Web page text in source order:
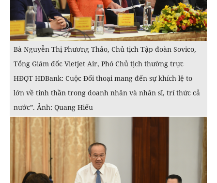
Bà Nguyễn Thị Phương Thảo, Chủ tịch Tập đoàn Sovico,
Tổng Giám đốc Vietjet Air, Phó Chủ tịch thường trực
HĐQT HDBank: Cuộc Đối thoại mang đến sự khích lệ to
lớn về tinh thần trong doanh nhân và nhân sĩ, trí thức cả
nước”. Ảnh: Quang Hiếu